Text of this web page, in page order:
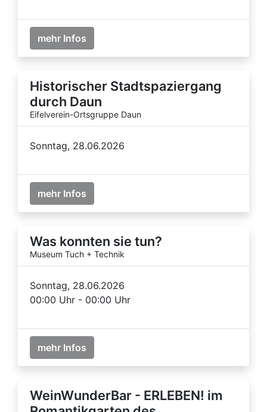
mehr Infos
Historischer Stadtspaziergang
durch Daun
Eifelverein-Ortsgruppe Daun
Sonntag, 28.06.2026
mehr Infos
Was konnten sie tun?
Museum Tuch + Technik
Sonntag, 28.06.2026
00:00 Uhr - 00:00 Uhr
mehr Infos
WeinWunderBar - ERLEBEN! im